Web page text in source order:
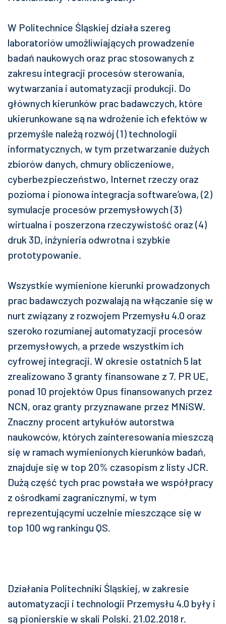
W Politechnice Śląskiej działa szereg
laboratoriów umożliwiających prowadzenie
badań naukowych oraz prac stosowanych z
zakresu integracji procesów sterowania,
wytwarzania i automatyzacji produkcji. Do
głównych kierunków prac badawczych, które
ukierunkowane są na wdrożenie ich efektów w
przemyśle należą rozwój (1) technologii
informatycznych, w tym przetwarzanie dużych
zbiorów danych, chmury obliczeniowe,
cyberbezpieczeństwo, Internet rzeczy oraz
pozioma i pionowa integracja software’owa, (2)
symulacje procesów przemysłowych (3)
wirtualna i poszerzona rzeczywistość oraz (4)
druk 3D, inżynieria odwrotna i szybkie
prototypowanie.
Wszystkie wymienione kierunki prowadzonych
prac badawczych pozwalają na włączanie się w
nurt związany z rozwojem Przemysłu 4.0 oraz
szeroko rozumianej automatyzacji procesów
przemysłowych, a przede wszystkim ich
cyfrowej integracji. W okresie ostatnich 5 lat
zrealizowano 3 granty finansowane z 7. PR UE,
ponad 10 projektów Opus finansowanych przez
NCN, oraz granty przyznawane przez MNiSW.
Znaczny procent artykułów autorstwa
naukowców, których zainteresowania mieszczą
się w ramach wymienionych kierunków badań,
znajduje się w top 20% czasopism z listy JCR.
Dużą część tych prac powstała we współpracy
z ośrodkami zagranicznymi, w tym
reprezentującymi uczelnie mieszczące się w
top 100 wg rankingu QS.
Działania Politechniki Śląskiej, w zakresie
automatyzacji i technologii Przemysłu 4.0 były i
są pionierskie w skali Polski. 21.02.2018 r.